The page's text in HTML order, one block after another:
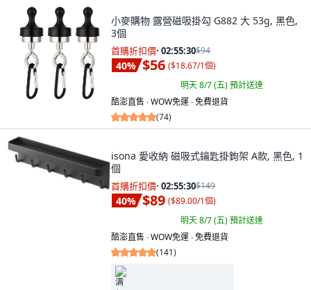
小麥購物 露營磁吸掛勾 G882 大 53g, 黑色,
3個
首購折扣價· 02:55:29$94
40% $56 ($18.67/1個)
明天 8/7 (五)預計送達
酷澎直售 ∙ WOW免運 ∙ 免費退貨
(74)
isona 愛收納 磁吸式鑰匙掛鉤架 A款, 黑色, 1
個
首購折扣價· 02:55:29$149
40% $89 ($89.00/1個)
明天 8/7 (五)預計送達
酷澎直售 ∙ WOW免運 ∙ 免費退貨
(141)